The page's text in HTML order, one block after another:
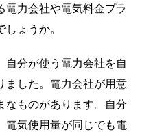
電力会社や電気料金プラ
ょうか。
自分が使う電力会社を自
ました。電力会社が用意
なものがあります。自分
電気使用量が同じでも電